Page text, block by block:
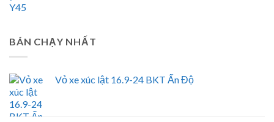
BÁN CHẠY NHẤT
Vỏ xe xúc lật 16.9-24 BKT Ấn Độ